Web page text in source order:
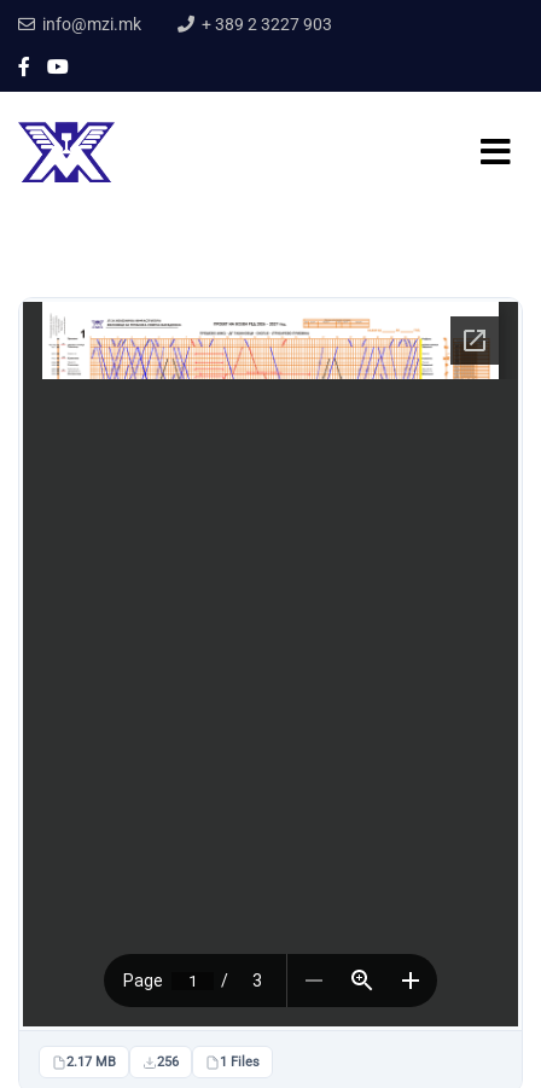
info@mzi.mk + 389 2 3227 903
2.17 MB 256 1 Files